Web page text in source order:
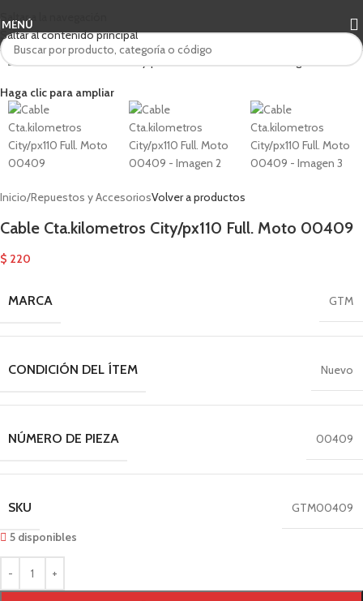
Saltar a la navegación
Saltar al contenido principal
MENÚ
Haga clic para ampliar
Inicio/Repuestos y AccesoriosVolver a productos
Cable Cta.kilometros City/px110 Full. Moto 00409
$ 220
MARCA GTM
CONDICIÓN DEL ÍTEM Nuevo
NÚMERO DE PIEZA 00409
SKU
GTM00409
5 disponibles